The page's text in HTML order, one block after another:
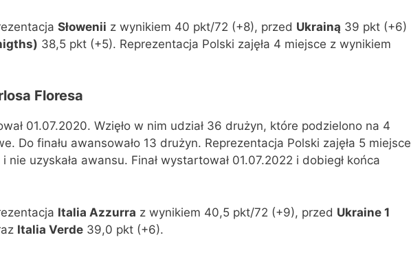
Słowenii z wynikiem 40 pkt/72 (+8), przed Ukrainą 39 pkt (+6)
38,5 pkt (+5). Reprezentacja Polski zajęła 4 miejsce z wynikiem
Floresa
01.07.2020. Wzięło w nim udział 36 drużyn, które podzielono na 4
Do finału awansowało 13 drużyn. Reprezentacja Polski zajęła 5 miejsce
nie uzyskała awansu. Finał wystartował 01.07.2022 i dobiegł końca
Italia Azzurra z wynikiem 40,5 pkt/72 (+9), przed Ukraine 1
Italia Verde 39,0 pkt (+6).